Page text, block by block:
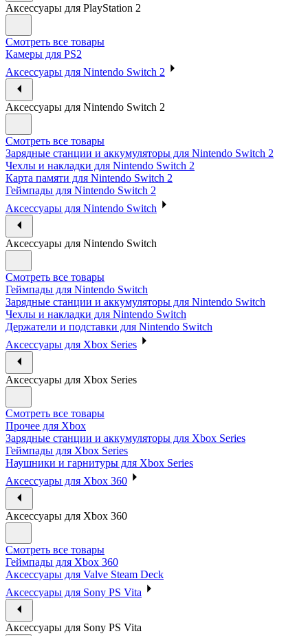
Аксессуары для PlayStation 2
Смотреть все товары
Камеры для PS2
Аксессуары для Nintendo Switch 2
Аксессуары для Nintendo Switch 2
Смотреть все товары
Зарядные станции и аккумуляторы для Nintendo Switch 2
Чехлы и накладки для Nintendo Switch 2
Карта памяти для Nintendo Switch 2
Геймпады для Nintendo Switch 2
Аксессуары для Nintendo Switch
Аксессуары для Nintendo Switch
Смотреть все товары
Геймпады для Nintendo Switch
Зарядные станции и аккумуляторы для Nintendo Switch
Чехлы и накладки для Nintendo Switch
Держатели и подставки для Nintendo Switch
Аксессуары для Xbox Series
Аксессуары для Xbox Series
Смотреть все товары
Прочее для Xbox
Зарядные станции и аккумуляторы для Xbox Series
Геймпады для Xbox Series
Наушники и гарнитуры для Xbox Series
Аксессуары для Xbox 360
Аксессуары для Xbox 360
Смотреть все товары
Геймпады для Xbox 360
Аксессуары для Valve Steam Deck
Аксессуары для Sony PS Vita
Аксессуары для Sony PS Vita